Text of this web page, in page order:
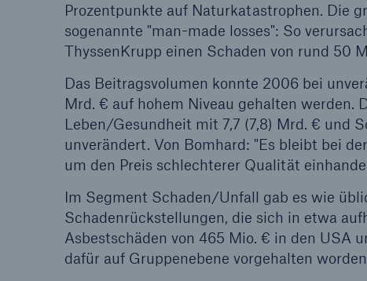
Prozentpunkte auf Naturkatastrophen. Die
sogenannte "man-made losses": So
ThyssenKrupp einen Schaden von rund 50
Das Beitragsvolumen konnte 2006 bei
Mrd. € auf hohem Niveau gehalten werden.
Leben/Gesundheit mit 7,7 (7,8) Mrd. € und
unverändert. Von Bomhard: "Es bleibt bei
um den Preis schlechterer Qualität
Im Segment Schaden/Unfall gab es wie
Schadenrückstellungen, die sich in etwa
Asbestschäden von 465 Mio. € in den USA
dafür auf Gruppenebene vorgehalten